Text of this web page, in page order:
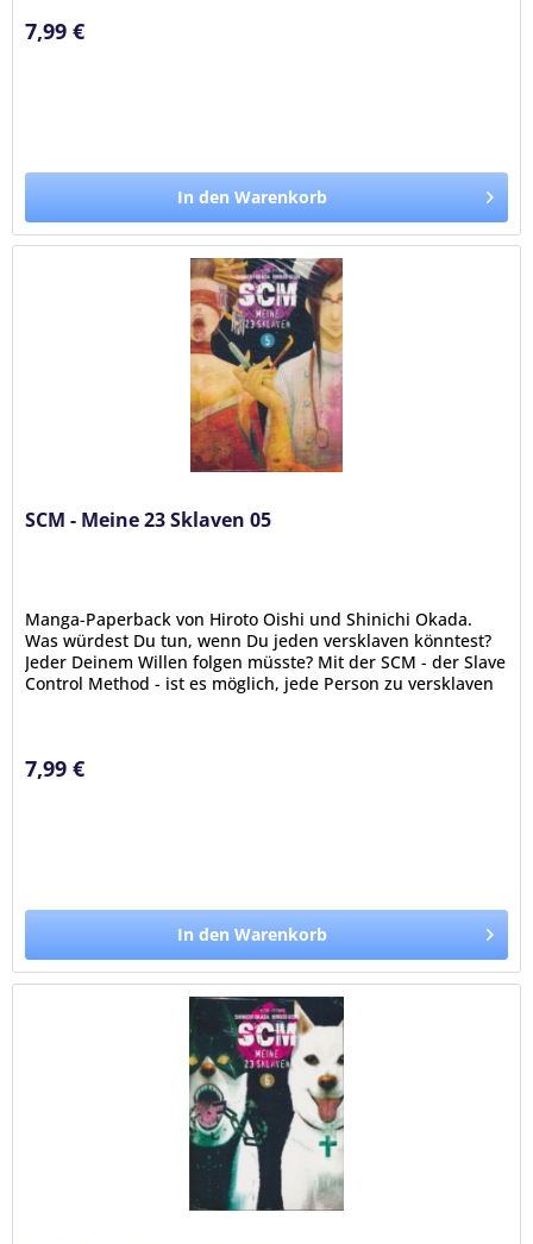
7,99 €
In den Warenkorb
SCM - Meine 23 Sklaven 05
Manga-Paperback von Hiroto Oishi und Shinichi Okada.
Was würdest Du tun, wenn Du jeden versklaven könntest?
Jeder Deinem Willen folgen müsste? Mit der SCM - der Slave
Control Method - ist es möglich, jede Person zu versklaven
7,99 €
In den Warenkorb